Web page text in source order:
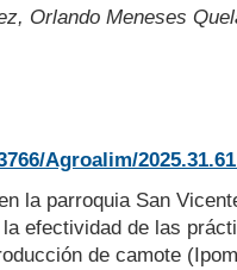
Orlando Meneses
Agroalim/
la parroquia San
efectividad de las
de camote